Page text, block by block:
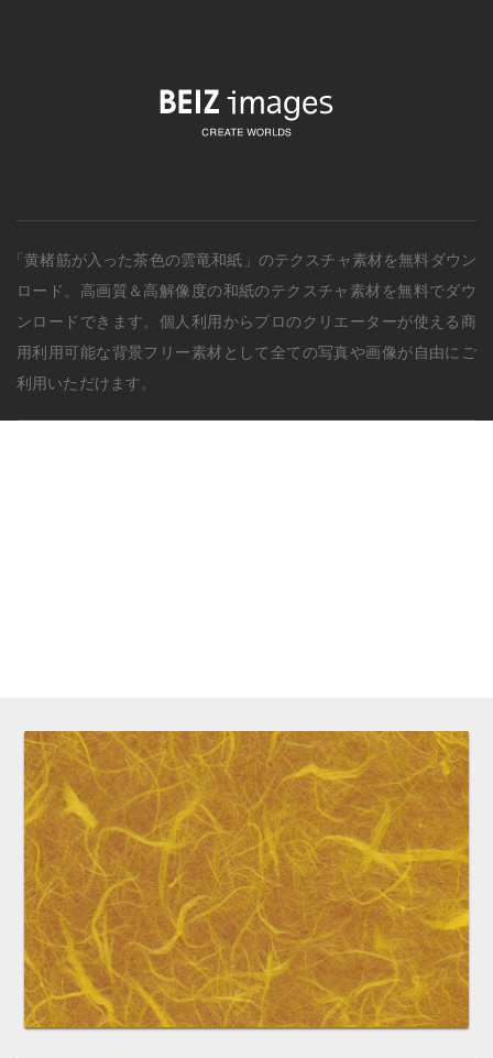
「黄楮筋が入った茶色の雲竜和紙」のテクスチャ素材を無料ダウン
ロード。 高画質＆高解像度の和紙のテクスチャ素材を無料でダウ
ンロードできます。個人利用からプロのクリエーターが使える商
用利用可能な背景フリー素材として全ての写真や画像が自由にご
利用いただけます。